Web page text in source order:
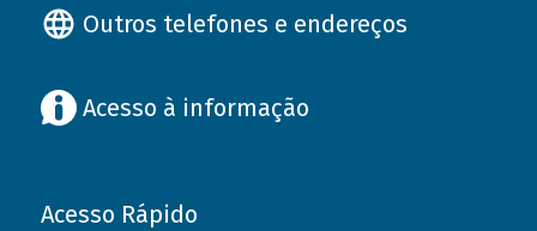
Outros telefones e endereços
Acesso à informação
Acesso Rápido